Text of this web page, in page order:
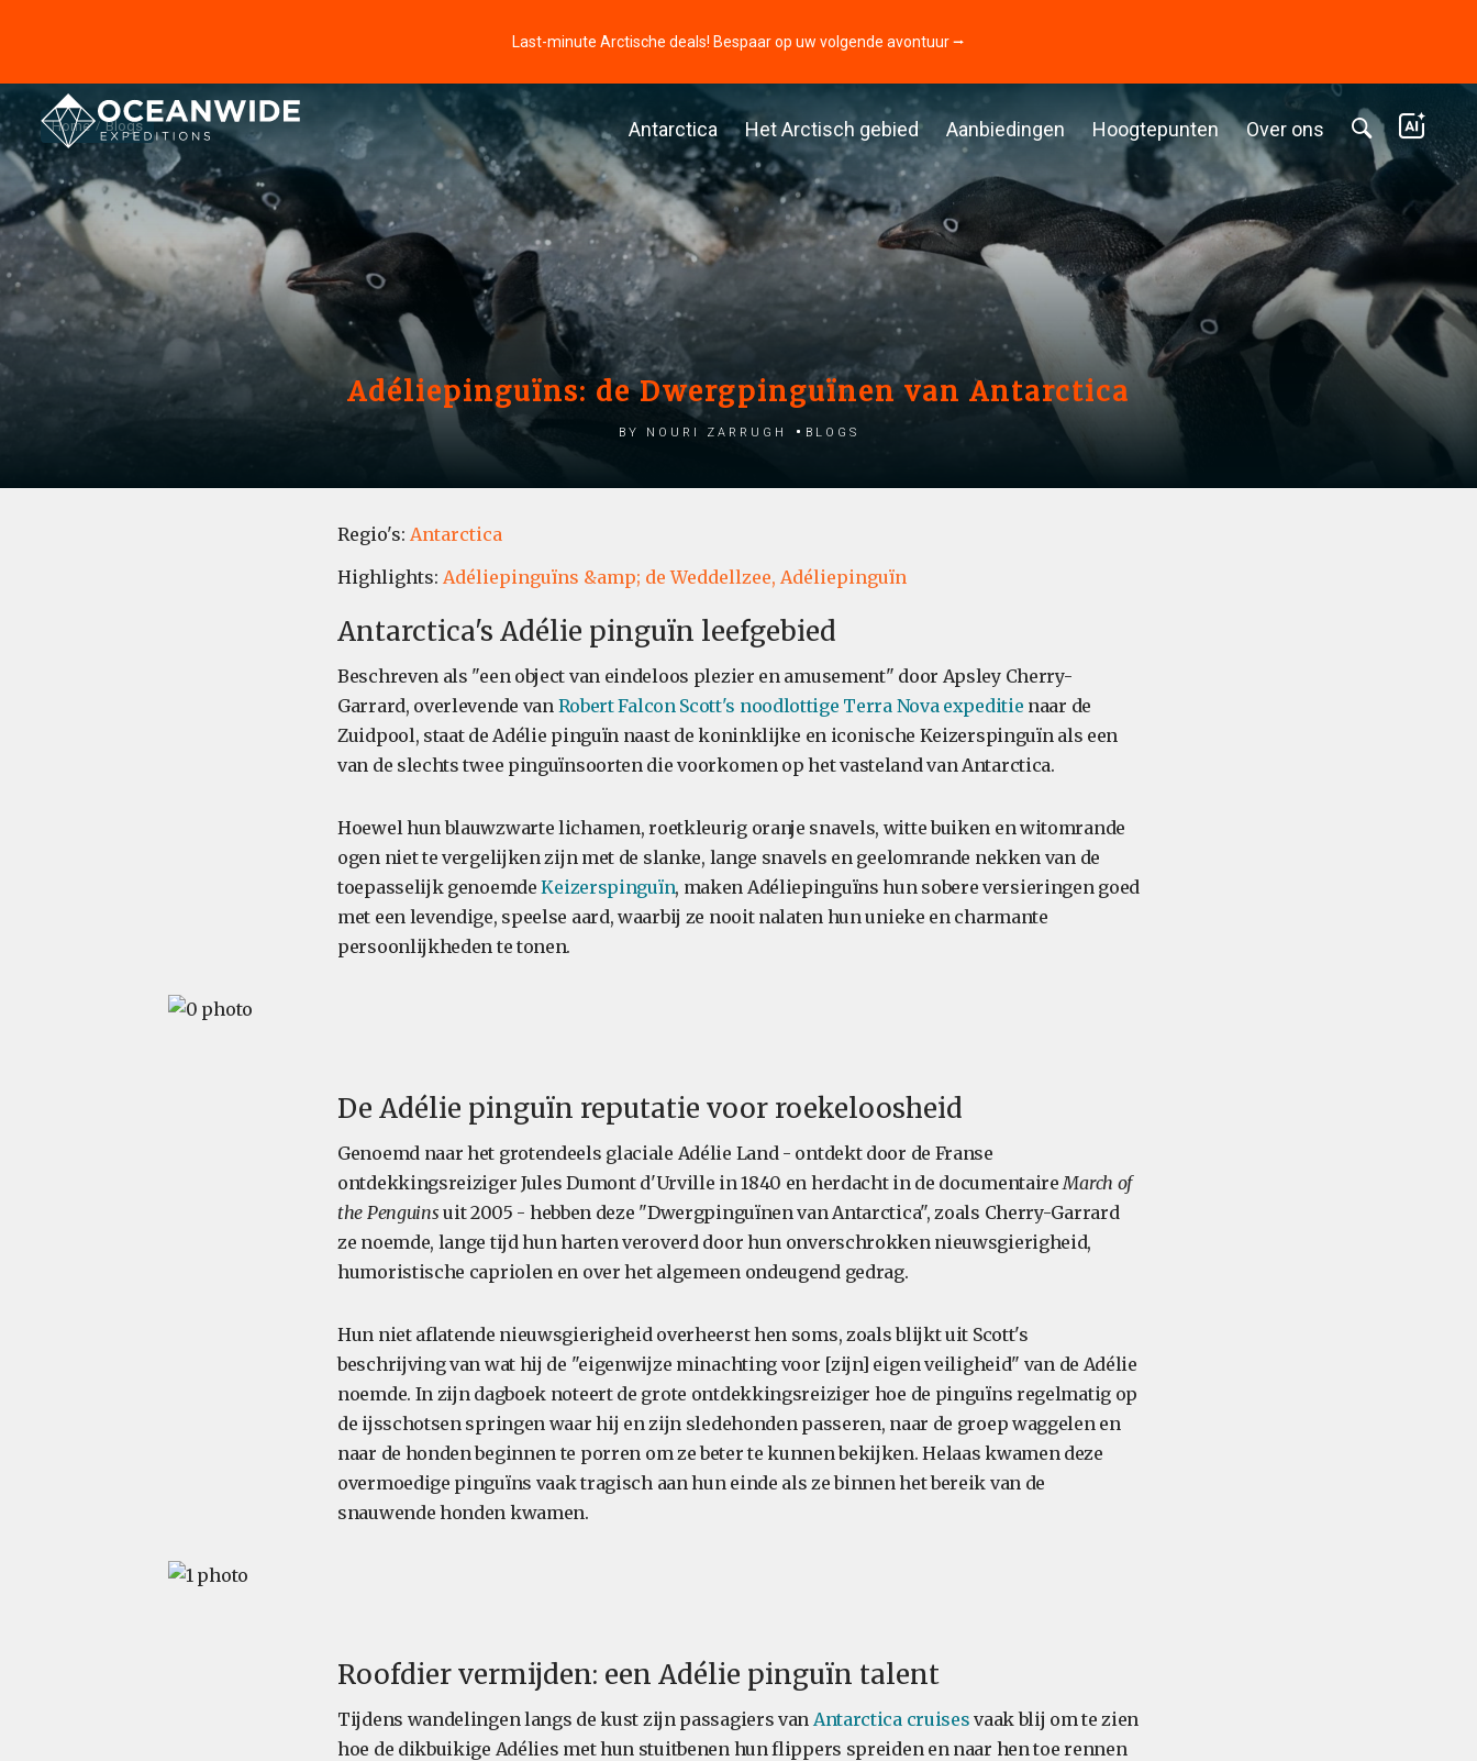
Last-minute Arctische deals! Bespaar op uw volgende avontuur ⭢
Antarctica Het Arctisch gebied Aanbiedingen Hoogtepunten Over ons
Home Blogs
Adéliepinguïns: de Dwergpinguïnen van Antarctica
by Nouri Zarrugh Blogs
Regio's: Antarctica
Highlights: Adéliepinguïns &amp; de Weddellzee, Adéliepinguïn
Antarctica's Adélie pinguïn leefgebied
Beschreven als "een object van eindeloos plezier en amusement" door Apsley Cherry-
Garrard, overlevende van Robert Falcon Scott's noodlottige Terra Nova expeditie naar de
Zuidpool, staat de Adélie pinguïn naast de koninklijke en iconische Keizerspinguïn als een
van de slechts twee pinguïnsoorten die voorkomen op het vasteland van Antarctica.
Hoewel hun blauwzwarte lichamen, roetkleurig oranje snavels, witte buiken en witomrande
ogen niet te vergelijken zijn met de slanke, lange snavels en geelomrande nekken van de
toepasselijk genoemdeKeizerspinguïn, maken Adéliepinguïns hun sobere versieringen goed
met een levendige, speelse aard, waarbij ze nooit nalaten hun unieke en charmante
persoonlijkheden te tonen.
De Adélie pinguïn reputatie voor roekeloosheid
Genoemd naar het grotendeels glaciale Adélie Land - ontdekt door de Franse
ontdekkingsreiziger Jules Dumont d'Urville in 1840 en herdacht in de documentaireMarch of
the Penguins uit 2005 - hebben deze "Dwergpinguïnen van Antarctica", zoals Cherry-Garrard
ze noemde, lange tijd hun harten veroverd door hun onverschrokken nieuwsgierigheid,
humoristische capriolen en over het algemeen ondeugend gedrag.
Hun niet aflatende nieuwsgierigheid overheerst hen soms, zoals blijkt uit Scott's
beschrijving van wat hij de "eigenwijze minachting voor [zijn] eigen veiligheid" van de Adélie
noemde. In zijn dagboek noteert de grote ontdekkingsreiziger hoe de pinguïns regelmatig op
de ijsschotsen springen waar hij en zijn sledehonden passeren, naar de groep waggelen en
naar de honden beginnen te porren om ze beter te kunnen bekijken. Helaas kwamen deze
overmoedige pinguïns vaak tragisch aan hun einde als ze binnen het bereik van de
snauwende honden kwamen.
Roofdier vermijden: een Adélie pinguïn talent
Tijdens wandelingen langs de kust zijn passagiers van Antarctica cruises vaak blij om te zien
hoe de dikbuikige Adélies met hun stuitbenen hun flippers spreiden en naar hen toe rennen